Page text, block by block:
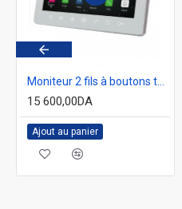
15 600,00DA
Ajout au panier